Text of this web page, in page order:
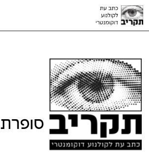
סופרת